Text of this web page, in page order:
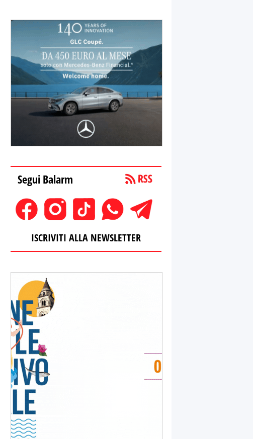
Segui Balarm
ISCRIVITI ALLA NEWSLETTER